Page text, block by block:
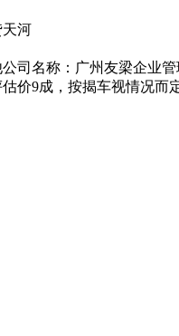
河
司名称：广州友梁企业
价9成，按揭车视情况而